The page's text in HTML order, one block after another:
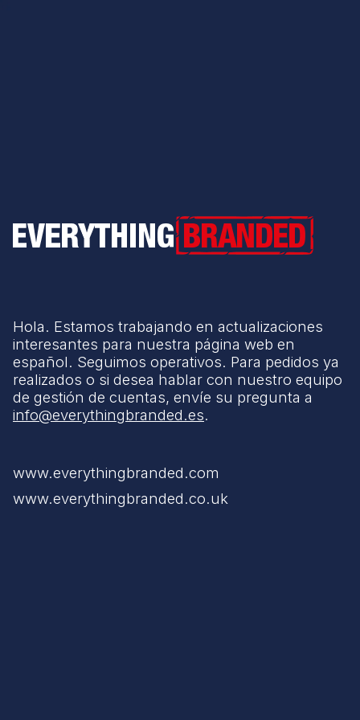
Everything Branded
Hola. Estamos trabajando en actualizaciones
interesantes para nuestra página web en
español. Seguimos operativos. Para pedidos ya
realizados o si desea hablar con nuestro equipo
de gestión de cuentas, envíe su pregunta a
info@everythingbranded.es.
www.everythingbranded.com
www.everythingbranded.co.uk